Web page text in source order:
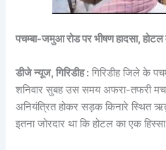
पचम्बा-जमुआ रोड पर भीषण हादसा,
डीजे न्यूज, गिरिडीह : गिरिडीह जिले के
शनिवार सुबह उस समय अफरा-तफरी
अनियंत्रित होकर सड़क किनारे स्थित
इतना जोरदार था कि होटल का एक हिस्सा